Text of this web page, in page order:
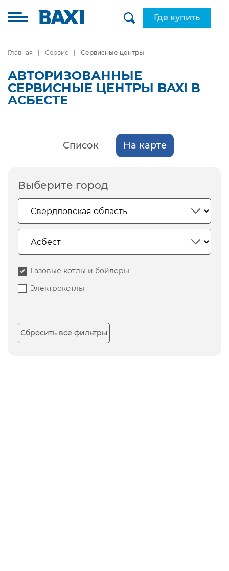
Где купить
Главная Сервис Сервисные центры
АВТОРИЗОВАННЫЕ
СЕРВИСНЫЕ ЦЕНТРЫ BAXI В
АСБЕСТЕ
Список На карте
Выберите город
Газовые котлы и бойлеры
Электрокотлы
Сбросить все фильтры